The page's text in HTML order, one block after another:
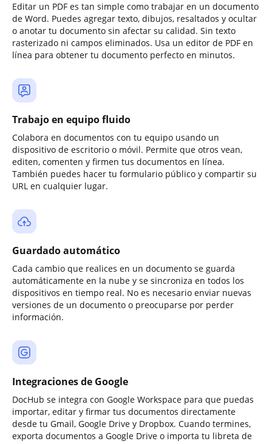
Editar un PDF es tan simple como trabajar en un documento
de Word. Puedes agregar texto, dibujos, resaltados y ocultar
o anotar tu documento sin afectar su calidad. Sin texto
rasterizado ni campos eliminados. Usa un editor de PDF en
línea para obtener tu documento perfecto en minutos.
Trabajo en equipo fluido
Colabora en documentos con tu equipo usando un
dispositivo de escritorio o móvil. Permite que otros vean,
editen, comenten y firmen tus documentos en línea.
También puedes hacer tu formulario público y compartir su
URL en cualquier lugar.
Guardado automático
Cada cambio que realices en un documento se guarda
automáticamente en la nube y se sincroniza en todos los
dispositivos en tiempo real. No es necesario enviar nuevas
versiones de un documento o preocuparse por perder
información.
Integraciones de Google
DocHub se integra con Google Workspace para que puedas
importar, editar y firmar tus documentos directamente
desde tu Gmail, Google Drive y Dropbox. Cuando termines,
exporta documentos a Google Drive o importa tu libreta de